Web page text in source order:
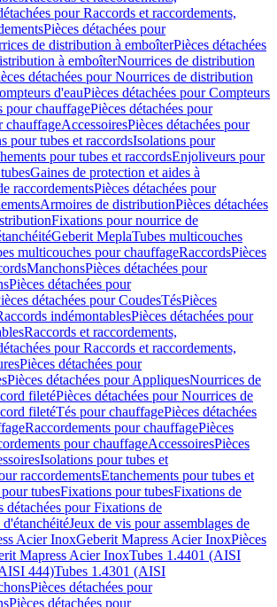
pour Raccords et raccordements,
Pièces détachées pour
de distribution à emboîterPièces détachées
à emboîterNourrices de distribution
détachées pour Nourrices de distribution
d'eauPièces détachées pour Compteurs
pour chauffagePièces détachées pour
chauffageAccessoiresPièces détachées pour
pour tubes et raccordsIsolations pour
pour tubes et raccordsEnjoliveurs pour
Gaines de protection et aides à
raccordementsPièces détachées pour
Armoires de distributionPièces détachées
Fixations pour nourrice de
Geberit MeplaTubes multicouches
multicouches pour chauffageRaccordsPièces
ManchonsPièces détachées pour
Pièces détachées pour
détachées pour CoudesTésPièces
indémontablesPièces détachées pour
Raccords et raccordements,
pour Raccords et raccordements,
Pièces détachées pour
Pièces détachées pour AppliquesNourrices de
filetéPièces détachées pour Nourrices de
filetéTés pour chauffagePièces détachées
Raccordements pour chauffagePièces
pour chauffageAccessoiresPièces
Isolations pour tubes et
raccordementsEtanchements pour tubes et
tubesFixations pour tubesFixations de
détachées pour Fixations de
d'étanchéitéJeux de vis pour assemblages de
Acier InoxGeberit Mapress Acier InoxPièces
Mapress Acier InoxTubes 1.4401 (AISI
444)Tubes 1.4301 (AISI
Pièces détachées pour
Pièces détachées pour